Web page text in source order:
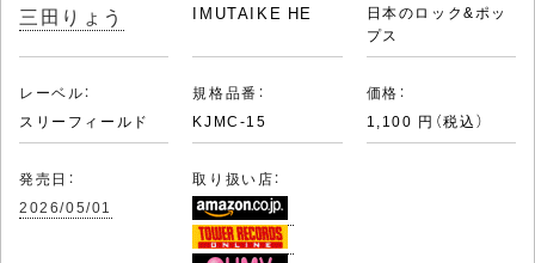
三田りょう IMUTAIKE HE
日本のロック&ポッ
プス
レーベル：
スリーフィールド
規格品番：
KJMC-15
価格：
1,100 円（税込）
発売日：
2026/05/01
取り扱い店：